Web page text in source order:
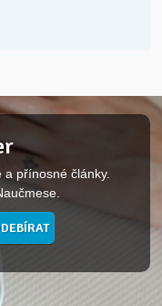
přínosné články.